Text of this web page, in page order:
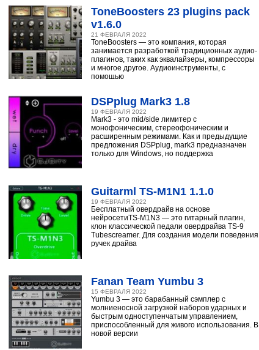
ToneBoosters 23 plugins pack
v1.6.0
21 ФЕВРАЛЯ 2022
ToneBoosters — это компания, которая
занимается разработкой традиционных аудио-
плагинов, таких как эквалайзеры, компрессоры
и многое другое. Аудиоинструменты, с
помощью
DSPplug Mark3 1.8
19 ФЕВРАЛЯ 2022
Mark3 - это mid/side лимитер с
монофоническим, стереофоническим и
расширенным режимами. Как и предыдущие
предложения DSPplug, mark3 предназначен
только для Windows, но поддержка
Guitarml TS-M1N1 1.1.0
19 ФЕВРАЛЯ 2022
Бесплатный овердрайв на основе
нейросетиTS-M1N3 — это гитарный плагин,
клон классической педали овердрайва TS-9
Tubescreamer. Для создания модели поведения
ручек драйва
Fanan Team Yumbu 3
15 ФЕВРАЛЯ 2022
Yumbu 3 — это барабанный сэмплер с
молниеносной загрузкой наборов ударных и
быстрым одноступенчатым управлением,
приспособленный для живого использования. В
новой версии